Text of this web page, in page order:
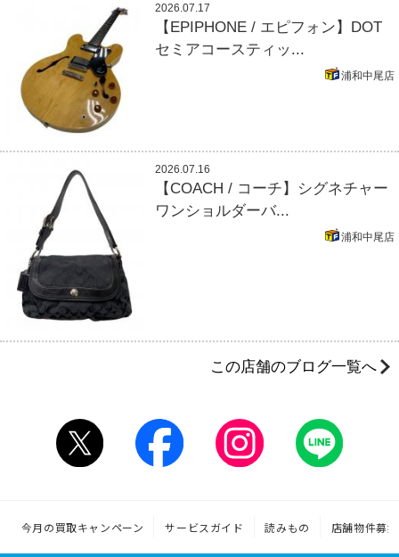
2026.07.17
【EPIPHONE / エピフォン】DOT
セミアコースティッ...
浦和中尾店
2026.07.16
【COACH / コーチ】シグネチャー
ワンショルダーバ...
浦和中尾店
この店舗のブログ一覧へ
今月の買取キャンペーン サービスガイド 読みもの 店舗物件募集